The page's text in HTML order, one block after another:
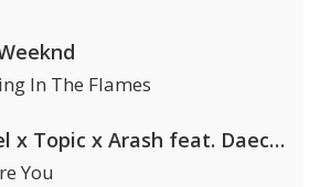
In The Flames
Hugel x Topic x Arash feat. Daecolm
You